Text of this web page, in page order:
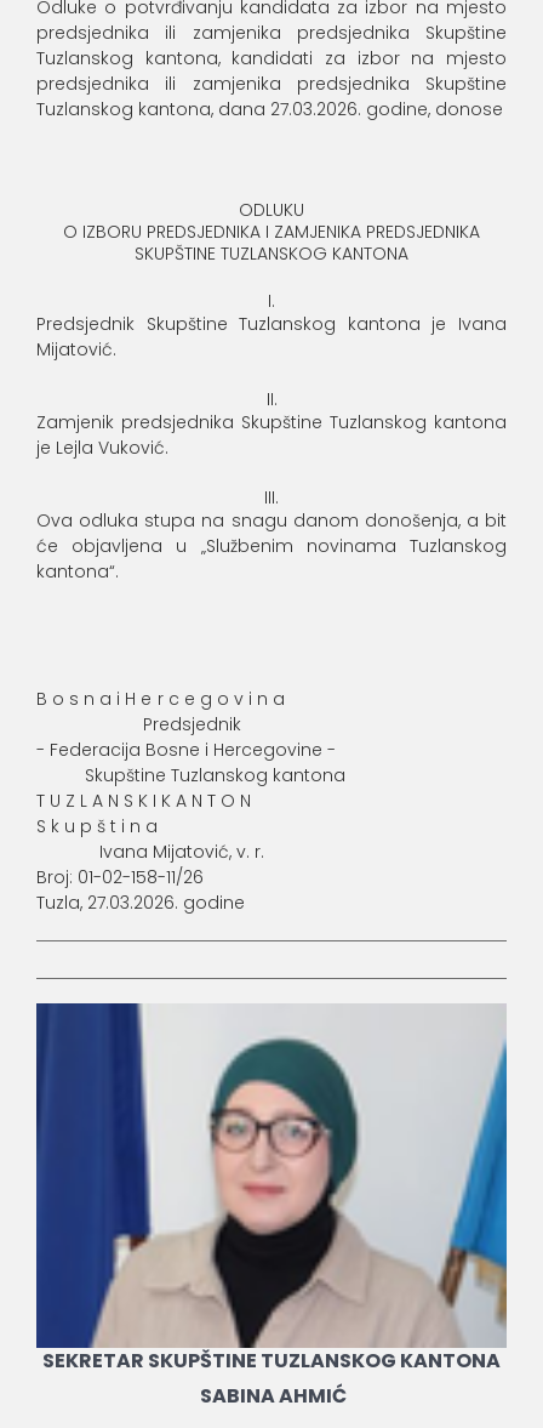
Odluke o potvrđivanju kandidata za izbor na mjesto
predsjednika ili zamjenika predsjednika Skupštine
Tuzlanskog kantona, kandidati za izbor na mjesto
predsjednika ili zamjenika predsjednika Skupštine
Tuzlanskog kantona, dana 27.03.2026. godine, donose
ODLUKU
O IZBORU PREDSJEDNIKA I ZAMJENIKA PREDSJEDNIKA
SKUPŠTINE TUZLANSKOG KANTONA
I.
Predsjednik Skupštine Tuzlanskog kantona je Ivana
Mijatović.
II.
Zamjenik predsjednika Skupštine Tuzlanskog kantona
je Lejla Vuković.
III.
Ova odluka stupa na snagu danom donošenja, a bit
će objavljena u „Službenim novinama Tuzlanskog
kantona“.
B o s n a i H e r c e g o v i n a
Predsjednik
- Federacija Bosne i Hercegovine -
Skupštine Tuzlanskog kantona
T U Z L A N S K I K A N T O N
S k u p š t i n a
Ivana Mijatović, v. r.
Broj: 01-02-158-11/26
Tuzla, 27.03.2026. godine
SEKRETAR SKUPŠTINE TUZLANSKOG KANTONA
SABINA AHMIĆ